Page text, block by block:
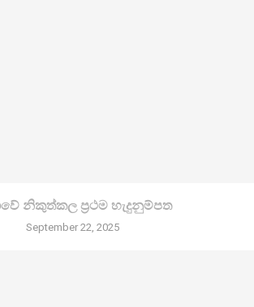
නිකුත්කල ප්‍රථම හැදුනුම්පත
September 22, 2025